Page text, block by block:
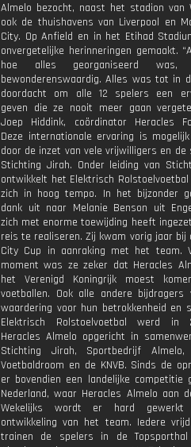
Almelo bezocht, naast het stadion van
ook de thuishavens van Liverpool en
City. Op Anfield en in het Etihad
onvergetelijke herinneringen gemaakt.
hoe alles georganiseerd
bewonderenswaardig. Alles was tot in
doordacht om alle 12 spelers een
geven die ze nooit meer gaan
Joep Hiddink, coördinator Heracles
Deze internationale ervaring is
door de inzet van vele vrijwilligers en de
Stichting Jirah. Onder leiding van
ontwikkelt het Elektrisch
zich in hoog tempo. In het bijzonder
dank uit naar Melanie Benson uit
zich met enorme toewijding heeft
reis te realiseren. Zij kwam vorig jaar bij
City Cup in aanraking met het team.
moment was ze zeker dat Heracles
het Verenigd Koningrijk moest
voetballen. Ook alle andere bijdragers
waardering voor hun betrokkenheid en
Elektrisch Rolstoelvoetbal werd in
Heracles Almelo opgericht in
Stichting Jirah, Sportbedrijf Almelo,
Voetbaldroom en de KNVB. Sinds de
er bovendien een landelijke competitie
Nederland, waar Heracles Almelo aan
Wekelijks wordt er hard
ontwikkeling van het team. Iedere
trainen de spelers in de